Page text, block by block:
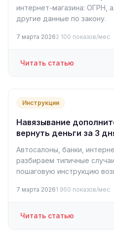
интернет-магазина: ОГРН,
другие данные по закону.
7 марта 20262 100 показов/мес
Читать статью
Инструкции
Навязывание
вернуть деньги за 3
Автосалоны, банки,
разбираем типичные
пошаговую инструкцию
7 марта 20261 950 показов/мес
Читать статью